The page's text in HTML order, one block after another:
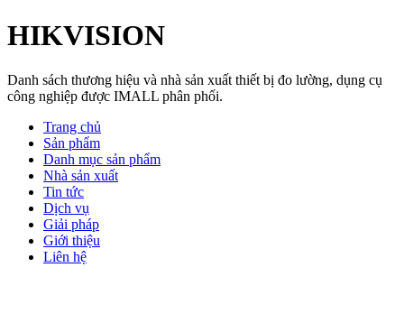
HIKVISION
Danh sách thương hiệu và nhà sản xuất thiết bị đo lường, dụng cụ
công nghiệp được IMALL phân phối.
Trang chủ
Sản phẩm
Danh mục sản phẩm
Nhà sản xuất
Tin tức
Dịch vụ
Giải pháp
Giới thiệu
Liên hệ